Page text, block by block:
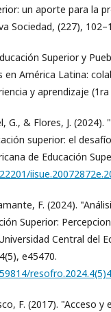
un aporte para la
Sociedad, (227),
Superior y
en América Latina:
y aprendizaje
G., & Flores, J. (2024).
superior: el
de Educación
F. (2024).
Superior:
Central del
e45470.
F. (2017). "Acceso y